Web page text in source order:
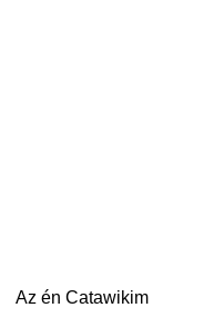
Az én Catawikim